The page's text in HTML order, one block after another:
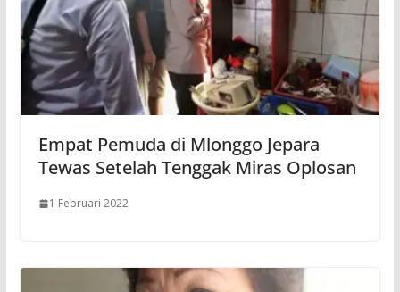
Empat Pemuda di Mlonggo Jepara
Tewas Setelah Tenggak Miras Oplosan
1 Februari 2022